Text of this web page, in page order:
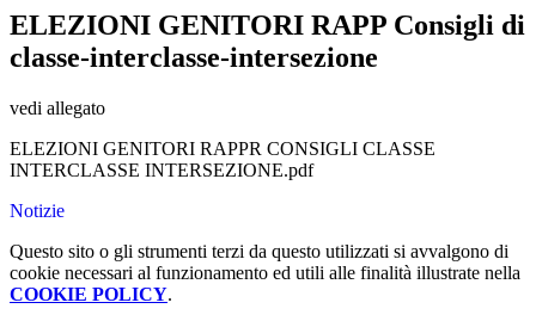
ELEZIONI GENITORI RAPP Consigli di
classe-interclasse-intersezione
vedi allegato
ELEZIONI GENITORI RAPPR CONSIGLI CLASSE
INTERCLASSE INTERSEZIONE.pdf
Notizie
Questo sito o gli strumenti terzi da questo utilizzati si avvalgono di
cookie necessari al funzionamento ed utili alle finalità illustrate nella
COOKIE POLICY.